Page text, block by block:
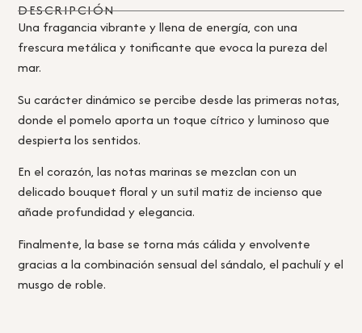
DESCRIPCIÓN
Una fragancia vibrante y llena de energía, con una
frescura metálica y tonificante que evoca la pureza del
mar.
Su carácter dinámico se percibe desde las primeras notas,
donde el pomelo aporta un toque cítrico y luminoso que
despierta los sentidos.
En el corazón, las notas marinas se mezclan con un
delicado bouquet floral y un sutil matiz de incienso que
añade profundidad y elegancia.
Finalmente, la base se torna más cálida y envolvente
gracias a la combinación sensual del sándalo, el pachulí y el
musgo de roble.